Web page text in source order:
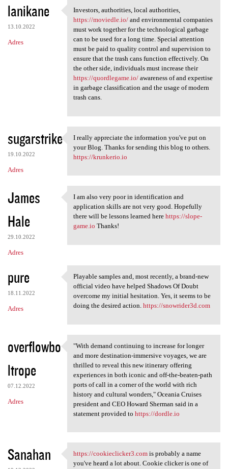
lanikane
13.10.2022
Adres
Investors, authorities, local
Investors, authorities, local authorities,
https://moviedle.io/and environmental companies
must work together for the technological garbage
can to be used for a long time. Special attention
must be paid to quality control and supervision to
ensure that the trash cans function effectively. On
the other side, individuals must increase their
https://quordlegame.io/awareness of and expertise
in garbage classification and the usage of modern
trash cans.
sugarstrike
19.10.2022
Adres
I really appreciate the
I really appreciate the information you've put on
your Blog. Thanks for sending this blog to others.
https://krunkerio.io
James
Hale
29.10.2022
Adres
I am also very poor in
I am also very poor in identification and
application skills are not very good. Hopefully
there will be lessons learned here https://slope-
game.io Thanks!
pure
18.11.2022
Adres
Playable samples and, most
Playable samples and, most recently, a brand-new
official video have helped Shadows Of Doubt
overcome my initial hesitation. Yes, it seems to be
doing the desired action. https://snowrider3d.com
overflowbo
ltrope
07.12.2022
Adres
"With demand continuing to
"With demand continuing to increase for longer
and more destination-immersive voyages, we are
thrilled to reveal this new itinerary offering
experiences in both iconic and off-the-beaten-path
ports of call in a corner of the world with rich
history and cultural wonders," Oceania Cruises
president and CEO Howard Sherman said in a
statement provided to https://dordle.io
Sanahan https://cookieclicker3.com is
https://cookieclicker3.comis probably a name
you've heard a lot about. Cookie clicker is one of